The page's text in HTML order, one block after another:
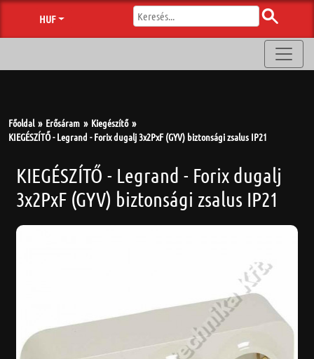
HUF
Főoldal Erősáram
Kiegészítő
KIEGÉSZÍTŐ - Legrand - Forix dugalj 3x2PxF (GYV) biztonsági zsalus IP21
KIEGÉSZÍTŐ - Legrand - Forix dugalj
3x2PxF (GYV) biztonsági zsalus IP21